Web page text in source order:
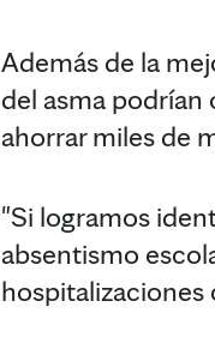
Además de la
del asma
ahorrar miles de
"Si logramos
absentismo
hospitalizaciones